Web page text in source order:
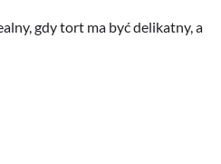
gdy tort ma być delikatny, a